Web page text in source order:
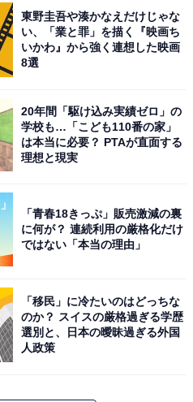
Miyawaki (@39saku_chan)
ばれました。サクラさん
韓国でのIZ*ONE（アイズ
て3回目のデビューを果た
様子が見受けられ、SNSで
ます。
いる（32歳女性）」「これ
橋となり、また他のアイド
ると思うからです（24歳女
が殺到。また「本人が言う
東野圭吾や湊かなえだけじゃな
い、「業と罪」を描く『映画ち
いかわ』から強く連想した映画
8選
20年間「駆け込み実績ゼロ」の
学校も…「こども110番の家」
は本当に必要？ PTAが直面する
理想と現実
「青春18きっぷ」販売激減の裏
に何が？ 連続利用の厳格化だけ
ではない「本当の理由」
「移民」に冷たいのはどっちな
のか？ スイスの厳格過ぎる学歴
選別と、日本の曖昧過ぎる外国
人政策